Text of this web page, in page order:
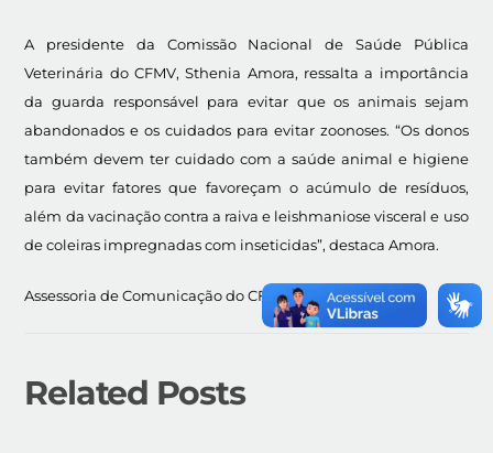
A presidente da Comissão Nacional de Saúde Pública
Veterinária do CFMV, Sthenia Amora, ressalta a importância
da guarda responsável para evitar que os animais sejam
abandonados e os cuidados para evitar zoonoses. “Os donos
também devem ter cuidado com a saúde animal e higiene
para evitar fatores que favoreçam o acúmulo de resíduos,
além da vacinação contra a raiva e leishmaniose visceral e uso
de coleiras impregnadas com inseticidas”, destaca Amora.
Assessoria de Comunicação do CFMV
Related Posts